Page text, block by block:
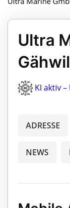
Ultra
Gähwil
KI aktiv
ADRESSE
NEWS